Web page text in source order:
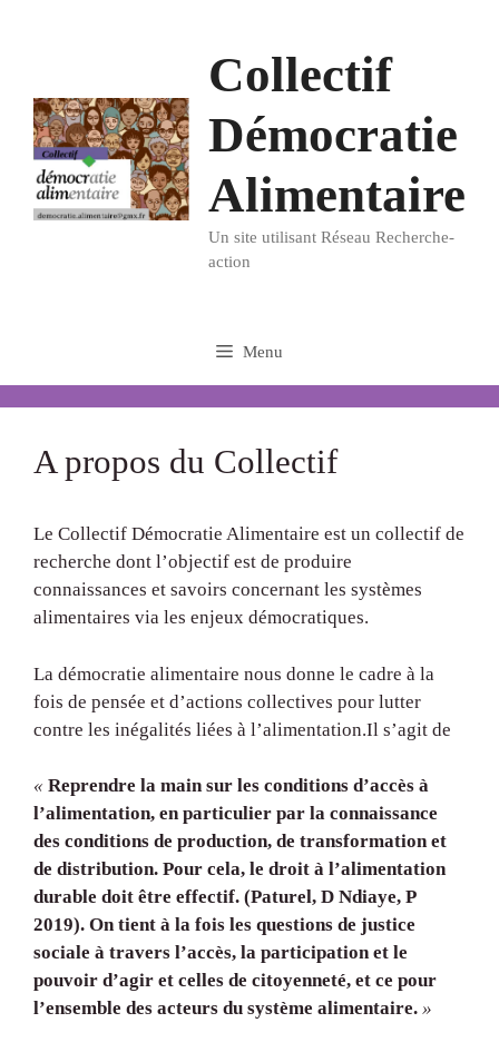
Collectif
Démocratie
Alimentaire
Un site utilisant Réseau Recherche-
action
Menu
A propos du Collectif
Le Collectif Démocratie Alimentaire est un collectif de
recherche dont l’objectif est de produire
connaissances et savoirs concernant les systèmes
alimentaires via les enjeux démocratiques.
La démocratie alimentaire nous donne le cadre à la
fois de pensée et d’actions collectives pour lutter
contre les inégalités liées à l’alimentation.Il s’agit de
« Reprendre la main sur les conditions d’accès à
l’alimentation, en particulier par la connaissance
des conditions de production, de transformation et
de distribution. Pour cela, le droit à l’alimentation
durable doit être effectif. (Paturel, D Ndiaye, P
2019). On tient à la fois les questions de justice
sociale à travers l’accès, la participation et le
pouvoir d’agir et celles de citoyenneté, et ce pour
l’ensemble des acteurs du système alimentaire. »